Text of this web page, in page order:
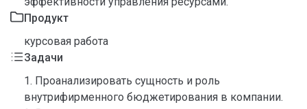
Продукт
курсовая работа
Задачи
1. Проанализировать сущность и роль
внутрифирменного бюджетирования в компании.